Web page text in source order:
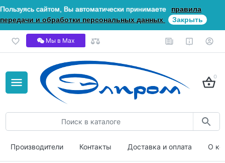
Пользуясь сайтом, Вы автоматически принимаете
правила
передачи и обработки персональных данных
Закрыть
Мы в Мах
0
Производители Контакты Доставка и оплата О